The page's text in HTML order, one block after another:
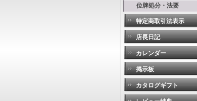
位牌処分・法要
特定商取引法表示
店長日記
カレンダー
掲示板
カタログギフト